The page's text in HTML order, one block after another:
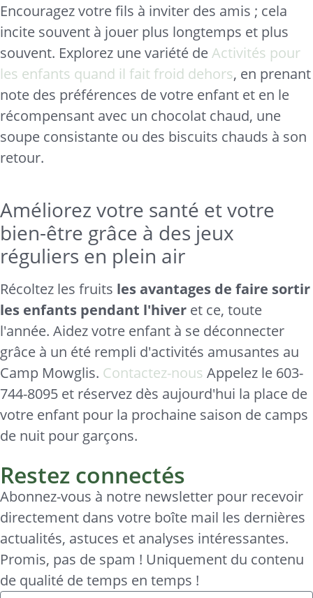
Encouragez votre fils à inviter des amis ; cela
incite souvent à jouer plus longtemps et plus
souvent. Explorez une variété deActivités pour
les enfants quand il fait froid dehors, en prenant
note des préférences de votre enfant et en le
récompensant avec un chocolat chaud, une
soupe consistante ou des biscuits chauds à son
retour.
Améliorez votre santé et votre
bien-être grâce à des jeux
réguliers en plein air
Récoltez les fruits les avantages de faire sortir
les enfants pendant l'hiver et ce, toute
l'année. Aidez votre enfant à se déconnecter
grâce à un été rempli d'activités amusantes au
Camp Mowglis. Contactez-nous Appelez le 603-
744-8095 et réservez dès aujourd'hui la place de
votre enfant pour la prochaine saison de camps
de nuit pour garçons.
Restez connectés
Abonnez-vous à notre newsletter pour recevoir
directement dans votre boîte mail les dernières
actualités, astuces et analyses intéressantes.
Promis, pas de spam ! Uniquement du contenu
de qualité de temps en temps !